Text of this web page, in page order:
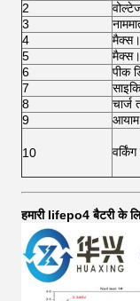
2
3
4
5
6
पीक
7
8
चार्ज
9
10
हमारी lifepo4 बैटरी के